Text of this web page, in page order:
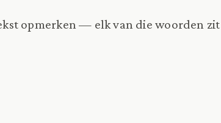
opmerken — elk van die woorden zit